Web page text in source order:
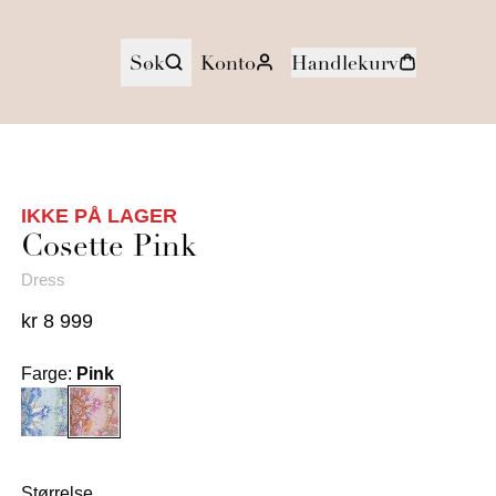
Søk Konto Handlekurv
IKKE PÅ LAGER
Cosette Pink
Dress
kr 8 999
Farge: Pink